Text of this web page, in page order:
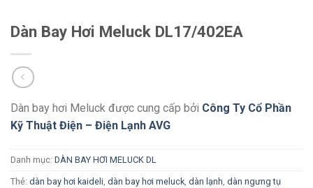
Dàn Bay Hơi Meluck DL17/402EA
Dàn bay hơi Meluck được cung cấp bởi Công Ty Cổ Phần
Kỹ Thuật Điện – Điện Lạnh AVG
Danh mục: DÀN BAY HƠI MELUCK DL
Thẻ: dàn bay hơi kaideli, dàn bay hơi meluck, dàn lạnh, dàn ngưng tụ